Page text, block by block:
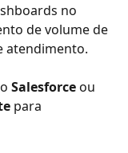
no
de volume de
atendimento.
Salesforce ou
para